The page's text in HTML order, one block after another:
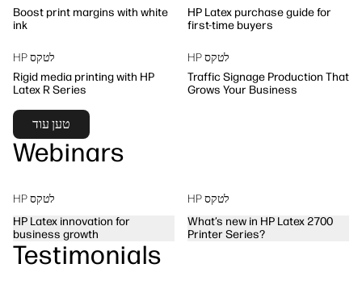
Boost print margins with white
ink
HP Latex purchase guide for
first-time buyers
HP לטקס
Rigid media printing with HP
Latex R Series
HP לטקס
Traffic Signage Production That
Grows Your Business
טען עוד
Webinars
HP לטקס
HP Latex innovation for
business growth
HP לטקס
What’s new in HP Latex 2700
Printer Series?
Testimonials